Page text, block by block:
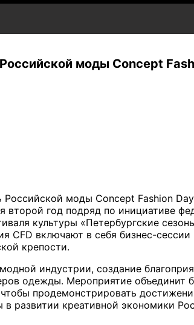
моды Concept
моды Concept Fashion
второй год подряд по инициативе
культуры «Петербургские
включают в себя бизнес-
крепости.
индустрии, создание
одежды. Мероприятие объединит
продемонстрировать
развитии креативной экономики